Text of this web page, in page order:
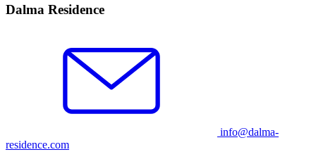
Dalma Residence
info@dalma-
residence.com